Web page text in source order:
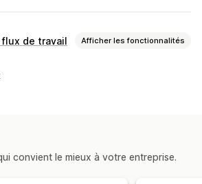
de travail Afficher les fonctionnalités
ou de l’heure
convient le mieux à votre entreprise.